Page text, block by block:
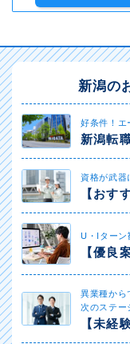
新潟の
好条件！エ
新潟転
資格が武器
【おす
U・Iターン
【優良
異業種から
次のステー
【未経